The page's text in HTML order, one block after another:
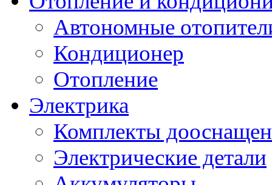
Автономные
Кондиционер
Отопление
Электрика
Комплекты
Электрические детали